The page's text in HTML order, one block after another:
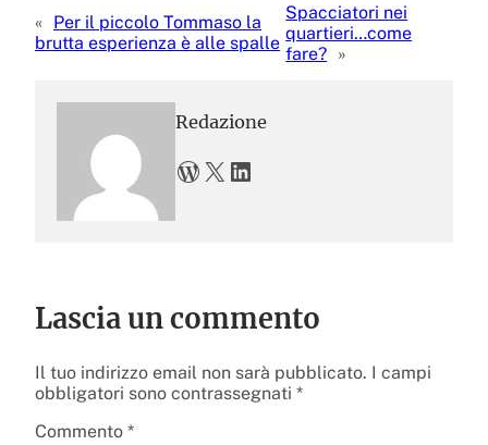
« Per il piccolo Tommaso la
brutta esperienza è alle spalle
Spacciatori nei
quartieri…come
fare? »
Redazione
WordPress X LinkedIn
Lascia un commento
Il tuo indirizzo email non sarà pubblicato. I campi
obbligatori sono contrassegnati *
Commento *